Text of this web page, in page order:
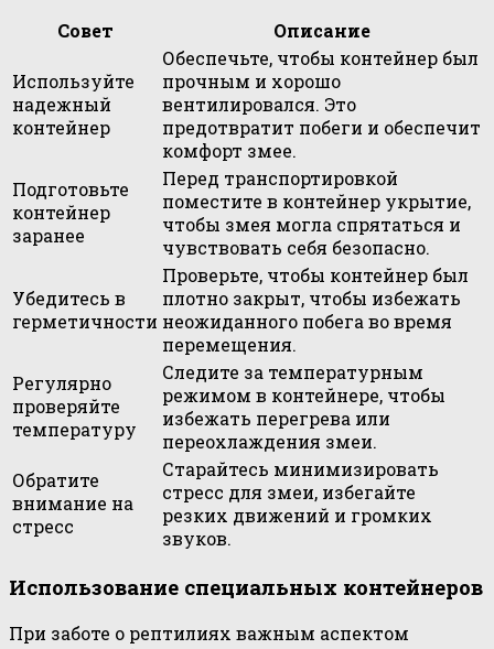
Совет
Описание
Используйте
надежный
контейнер
Обеспечьте, чтобы контейнер был
прочным и хорошо
вентилировался. Это
предотвратит побеги и обеспечит
комфорт змее.
Подготовьте
контейнер
заранее
Перед транспортировкой
поместите в контейнер укрытие,
чтобы змея могла спрятаться и
чувствовать себя безопасно.
Убедитесь в
герметичности
Проверьте, чтобы контейнер был
плотно закрыт, чтобы избежать
неожиданного побега во время
перемещения.
Регулярно
проверяйте
температуру
Следите за температурным
режимом в контейнере, чтобы
избежать перегрева или
переохлаждения змеи.
Обратите
внимание на
стресс
Старайтесь минимизировать
стресс для змеи, избегайте
резких движений и громких
звуков.
Использование специальных контейнеров
При заботе о рептилиях важным аспектом